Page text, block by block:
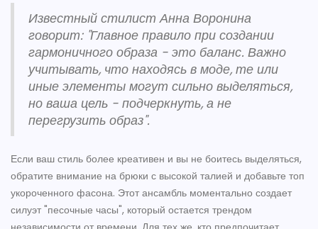
Известный стилист Анна Воронина
говорит: "Главное правило при создании
гармоничного образа - это баланс. Важно
учитывать, что находясь в моде, те или
иные элементы могут сильно выделяться,
но ваша цель - подчеркнуть, а не
перегрузить образ".
Если ваш стиль более креативен и вы не боитесь выделяться,
обратите внимание на брюки с высокой талией и добавьте топ
укороченного фасона. Этот ансамбль моментально создает
силуэт "песочные часы", который остается трендом